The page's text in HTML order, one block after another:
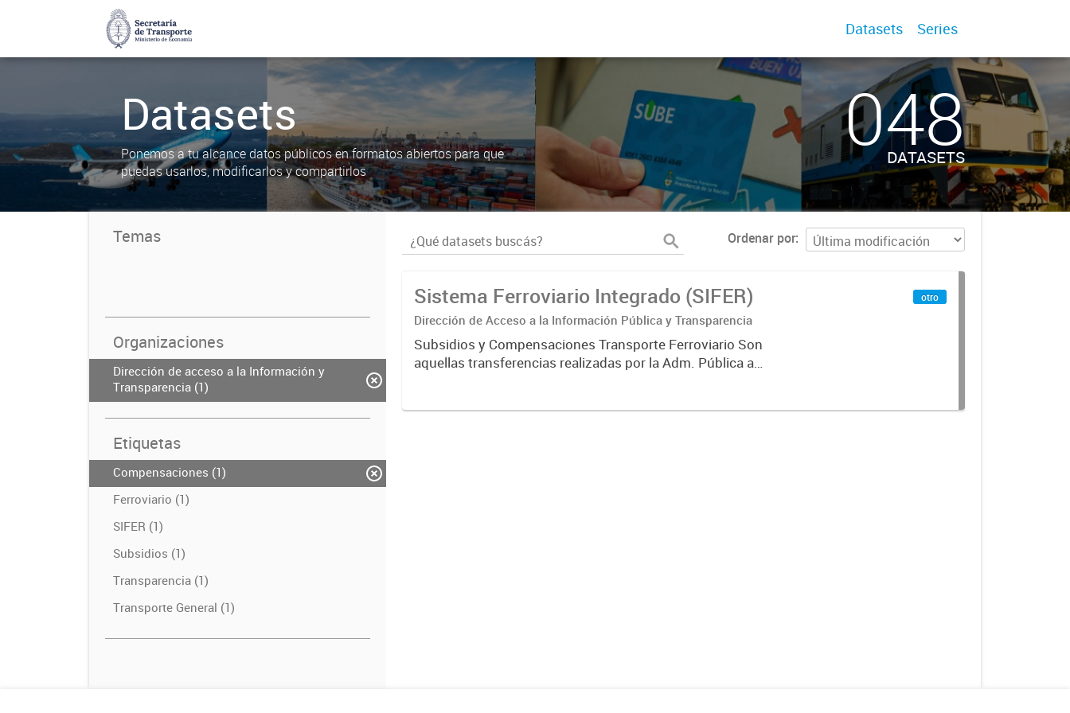
Datasets Series
Datasets
Ponemos a tu alcance datos públicos en formatos abiertos para que
puedas usarlos, modificarlos y compartirlos
048
DATASETS
Temas
Organizaciones
Dirección de acceso a la Información y
Transparencia (1)
Etiquetas
Compensaciones (1)
Ferroviario (1)
SIFER (1)
Subsidios (1)
Transparencia (1)
Transporte General (1)
Ordenar por
Sistema Ferroviario Integrado (SIFER)
Dirección de Acceso a la Información Pública y Transparencia
Subsidios y Compensaciones Transporte Ferroviario Son
aquellas transferencias realizadas por la Adm. Pública a
otro